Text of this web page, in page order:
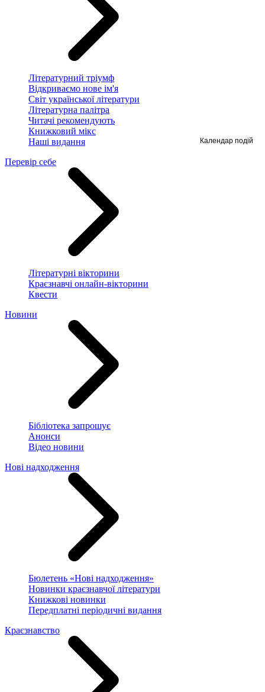
Літературний тріумф
Відкриваємо нове ім'я
Світ української літератури
Літературна палітра
Читачі рекомендують
Книжковий мікс
Наші видання
Перевір себе
Літературні вікторини
Краєзнавчі онлайн-вікторини
Квести
Новини
Бібліотека запрошує
Анонси
Відео новини
Нові надходження
Бюлетень «Нові надходження»
Новинки краєзнавчої літератури
Книжкові новинки
Передплатні періодичні видання
Краєзнавство
Календар подій